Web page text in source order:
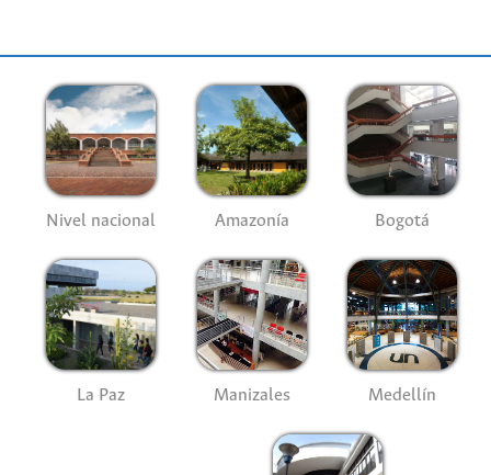
Nivel nacional Amazonía Bogotá
La Paz Manizales Medellín